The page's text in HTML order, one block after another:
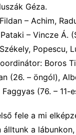
Géza.
Fildan – Achim,
– Vincze Á.
Popescu,
Boros
(26. – öngól),
(76. – 11-
fele a mi
álltunk a